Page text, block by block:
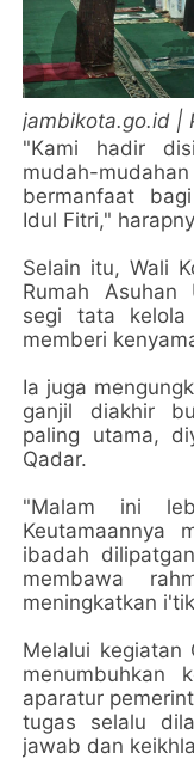
jambikota.go.id |
"Kami hadir
mudah-
bermanfaat
Idul Fitri,"
Selain itu, Wali
Rumah Asuhan
segi tata
memberi
Ia juga
ganjil diakhir
paling utama,
Qadar.
"Malam ini
Keutamaannya
ibadah
membawa
meningkatkan
Melalui kegiatan
menumbuhkan
aparatur
tugas selalu
jawab dan